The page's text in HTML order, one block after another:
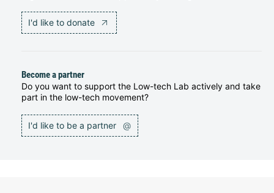
I'd like to donate
Become a partner
Do you want to support the Low-tech Lab actively and take
part in the low-tech movement?
I'd like to be a partner @